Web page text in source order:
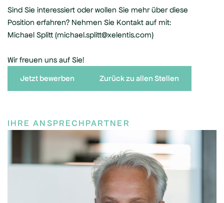
Sind Sie interessiert oder wollen Sie mehr über diese
Position erfahren? Nehmen Sie Kontakt auf mit:
Michael Splitt (michael.splitt@xelentis.com)
Wir freuen uns auf Sie!
Jetzt bewerben Zurück zu allen Stellen
IHRE ANSPRECHPARTNER